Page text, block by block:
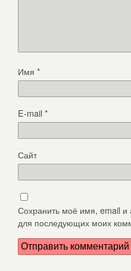
Имя *
E-mail*
Сайт
Сохранить моё имя, email и
для последующих моих